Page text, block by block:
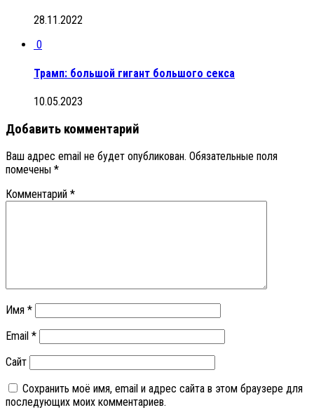
28.11.2022
0
Трамп: большой гигант большого секса
10.05.2023
Добавить комментарий
Ваш адрес email не будет опубликован. Обязательные поля
помечены *
Комментарий *
Имя *
Email *
Сайт
Сохранить моё имя, email и адрес сайта в этом браузере для
последующих моих комментариев.